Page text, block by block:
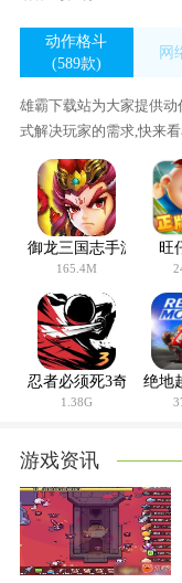
我之前跟你说过，步
对于远程攻击来说，
人是站着的，你蹲下
快速击杀敌人的团队
1。杀敌人需要使用步
首先步枪比较轻。与
以直接攻击敌人的家
一复活就冲到敌人家
小心一下子干掉两三
2。蹲在敌人家门前
既然所有玩家都冲到
人的房子前。敌人一
你。
3。集体出动见神杀神
可以说玩家的一面是
敌人的家。如果这么
动作格斗
(589款)
网
雄霸下载站为大家提供
式解决玩家的需求,快来看
御龙三国志手游
165.4M
旺
忍者必须死3奇喵物语
1.38G
绝地
游戏资讯